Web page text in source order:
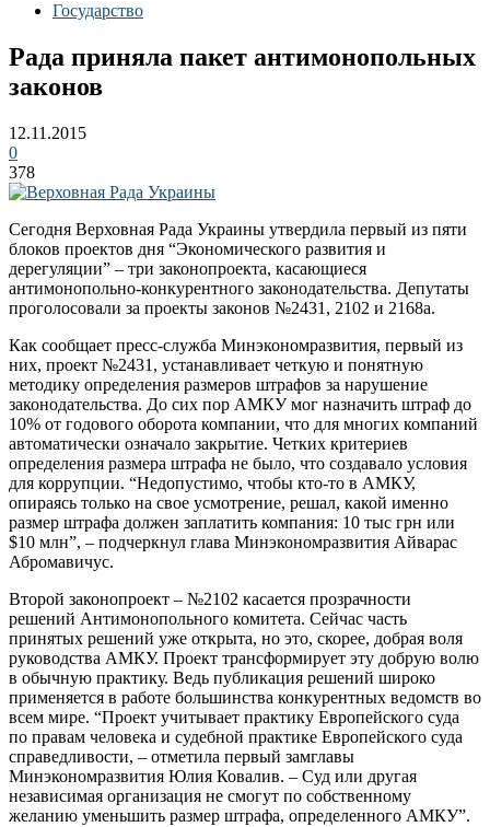
Государство
Рада приняла пакет антимонопольных
законов
12.11.2015
0
378
Сегодня Верховная Рада Украины утвердила первый из пяти
блоков проектов дня “Экономического развития и
дерегуляции” – три законопроекта, касающиеся
антимонопольно-конкурентного законодательства. Депутаты
проголосовали за проекты законов №2431, 2102 и 2168а.
Как сообщает пресс-служба Минэкономразвития, первый из
них, проект №2431, устанавливает четкую и понятную
методику определения размеров штрафов за нарушение
законодательства. До сих пор АМКУ мог назначить штраф до
10% от годового оборота компании, что для многих компаний
автоматически означало закрытие. Четких критериев
определения размера штрафа не было, что создавало условия
для коррупции. “Недопустимо, чтобы кто-то в АМКУ,
опираясь только на свое усмотрение, решал, какой именно
размер штрафа должен заплатить компания: 10 тыс грн или
$10 млн”, – подчеркнул глава Минэкономразвития Айварас
Абромавичус.
Второй законопроект – №2102 касается прозрачности
решений Антимонопольного комитета. Сейчас часть
принятых решений уже открыта, но это, скорее, добрая воля
руководства АМКУ. Проект трансформирует эту добрую волю
в обычную практику. Ведь публикация решений широко
применяется в работе большинства конкурентных ведомств во
всем мире. “Проект учитывает практику Европейского суда
по правам человека и судебной практике Европейского суда
справедливости, – отметила первый замглавы
Минэкономразвития Юлия Ковалив. – Суд или другая
независимая организация не смогут по собственному
желанию уменьшить размер штрафа, определенного АМКУ”.